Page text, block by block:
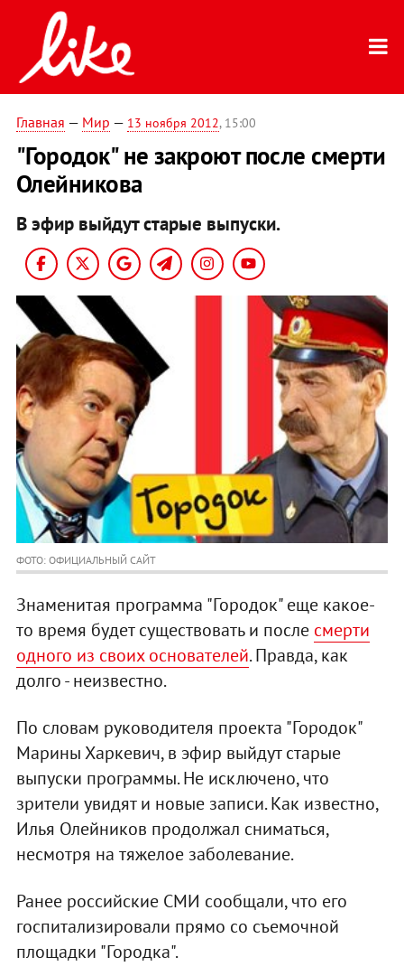
Главная — Мир — 13 ноября 2012, 15:00
"Городок" не закроют после смерти
Олейникова
В эфир выйдут старые выпуски.
ФОТО: ОФИЦИАЛЬНЫЙ САЙТ
Знаменитая программа "Городок" еще какое-
то время будет существовать и после смерти
одного из своих основателей. Правда, как
долго - неизвестно.
По словам руководителя проекта "Городок"
Марины Харкевич, в эфир выйдут старые
выпуски программы. Не исключено, что
зрители увидят и новые записи. Как известно,
Илья Олейников продолжал сниматься,
несмотря на тяжелое заболевание.
Ранее российские СМИ сообщали, что его
госпитализировали прямо со съемочной
площадки "Городка".